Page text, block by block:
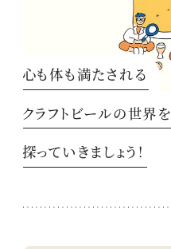
心も体も満たされる
クラフトビールの世界を
探っていきましょう！